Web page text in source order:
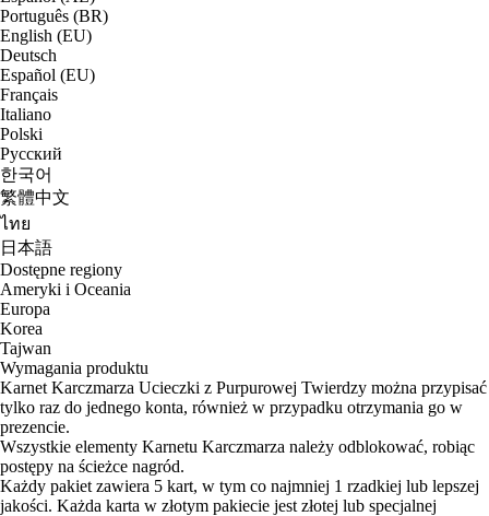
Português (BR)
English (EU)
Deutsch
Español (EU)
Français
Italiano
Polski
Русский
한국어
繁體中文
ไทย
日本語
Dostępne regiony
Ameryki i Oceania
Europa
Korea
Tajwan
Wymagania produktu
Karnet Karczmarza Ucieczki z Purpurowej Twierdzy można przypisać
tylko raz do jednego konta, również w przypadku otrzymania go w
prezencie.
Wszystkie elementy Karnetu Karczmarza należy odblokować, robiąc
postępy na ścieżce nagród.
Każdy pakiet zawiera 5 kart, w tym co najmniej 1 rzadkiej lub lepszej
jakości. Każda karta w złotym pakiecie jest złotej lub specjalnej